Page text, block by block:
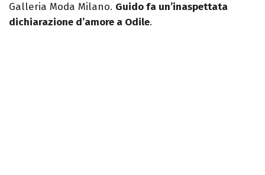
Galleria Moda Milano. Guido fa un’inaspettata
dichiarazione d’amore a Odile.